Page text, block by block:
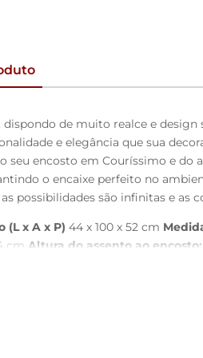
de muito realce e
e elegância que sua
seu encosto em Couríssimo e do
o encaixe perfeito no
possibilidades são infinitas e as
(L x A x P) 44 x 100 x 52 cm
cm Altura do assento ao encosto: